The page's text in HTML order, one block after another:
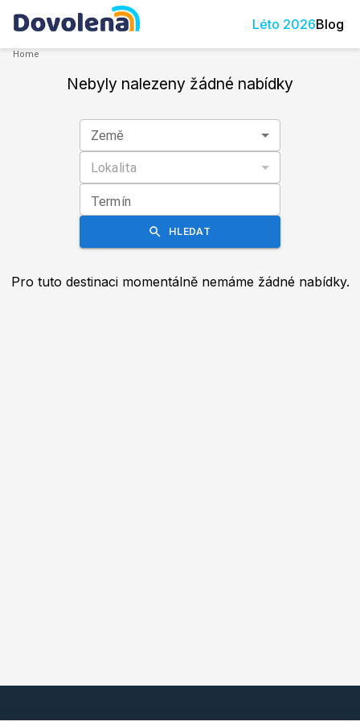
Léto 2026Blog
Home
Nebyly nalezeny žádné nabídky
Země
Lokalita
Termín
HLEDAT
Pro tuto destinaci momentálně nemáme žádné nabídky.